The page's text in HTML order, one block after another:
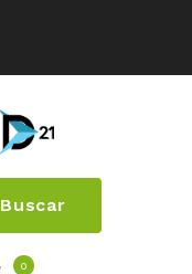
Buscar
0